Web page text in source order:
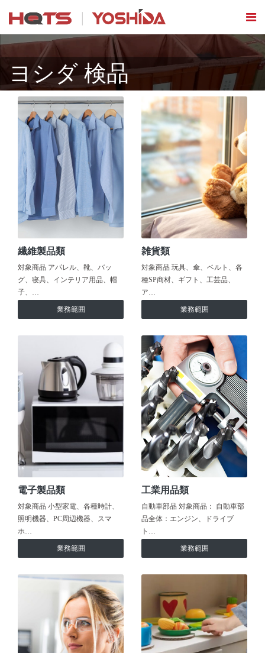
ヨシダ 検品
繊維製品類
対象商品 アパレル、靴、バッ
グ、寝具、インテリア用品、帽
子、…
業務範囲
雑貨類
対象商品 玩具、傘、ベルト、各
種SP商材、ギフト、工芸品、
ア…
業務範囲
電子製品類
対象商品 小型家電、各種時計、
照明機器、PC周辺機器、スマ
ホ…
業務範囲
工業用品類
自動車部品 対象商品： 自動車部
品全体：エンジン、ドライブ
ト…
業務範囲